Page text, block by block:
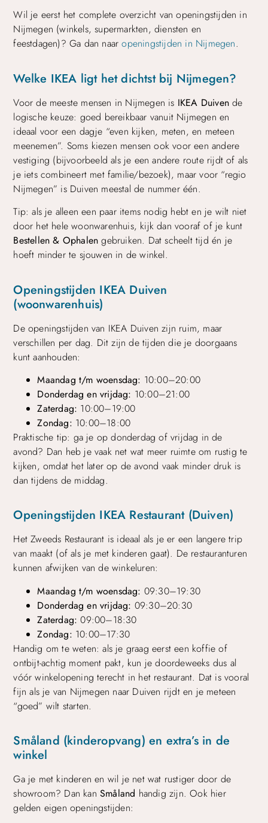
Wil je eerst het complete overzicht van openingstijden in
Nijmegen (winkels, supermarkten, diensten en
feestdagen)? Ga dan naaropeningstijden in Nijmegen.
Welke IKEA ligt het dichtst bij Nijmegen?
Voor de meeste mensen in Nijmegen is IKEA Duiven de
logische keuze: goed bereikbaar vanuit Nijmegen en
ideaal voor een dagje “even kijken, meten, en meteen
meenemen”. Soms kiezen mensen ook voor een andere
vestiging (bijvoorbeeld als je een andere route rijdt of als
je iets combineert met familie/bezoek), maar voor “regio
Nijmegen” is Duiven meestal de nummer één.
Tip: als je alleen een paar items nodig hebt en je wilt niet
door het hele woonwarenhuis, kijk dan vooraf of je kunt
Bestellen & Ophalen gebruiken. Dat scheelt tijd én je
hoeft minder te sjouwen in de winkel.
Openingstijden IKEA Duiven
(woonwarenhuis)
De openingstijden van IKEA Duiven zijn ruim, maar
verschillen per dag. Dit zijn de tijden die je doorgaans
kunt aanhouden:
Maandag t/m woensdag: 10:00–20:00
Donderdag en vrijdag: 10:00–21:00
Zaterdag: 10:00–19:00
Zondag: 10:00–18:00
Praktische tip: ga je op donderdag of vrijdag in de
avond? Dan heb je vaak net wat meer ruimte om rustig te
kijken, omdat het later op de avond vaak minder druk is
dan tijdens de middag.
Openingstijden IKEA Restaurant (Duiven)
Het Zweeds Restaurant is ideaal als je er een langere trip
van maakt (of als je met kinderen gaat). De restauranturen
kunnen afwijken van de winkeluren:
Maandag t/m woensdag: 09:30–19:30
Donderdag en vrijdag: 09:30–20:30
Zaterdag: 09:00–18:30
Zondag: 10:00–17:30
Handig om te weten: als je graag eerst een koffie of
ontbijt-achtig moment pakt, kun je doordeweeks dus al
vóór winkelopening terecht in het restaurant. Dat is vooral
fijn als je van Nijmegen naar Duiven rijdt en je meteen
“goed” wilt starten.
Småland (kinderopvang) en extra’s in de
winkel
Ga je met kinderen en wil je net wat rustiger door de
showroom? Dan kan Småland handig zijn. Ook hier
gelden eigen openingstijden: